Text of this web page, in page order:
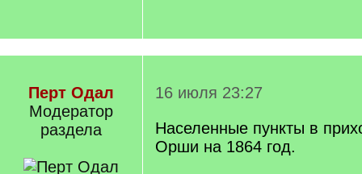
Перт Одал
Модератор
раздела
16 июля 23:27
Населенные пункты в
Орши на 1864 год.